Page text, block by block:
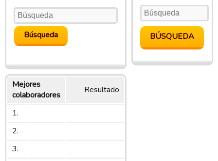
Mejores
colaboradores
Resultado
1.
2.
3.